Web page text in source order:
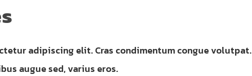
adipiscing elit. Cras condimentum congue volutpat.
augue sed, varius eros.